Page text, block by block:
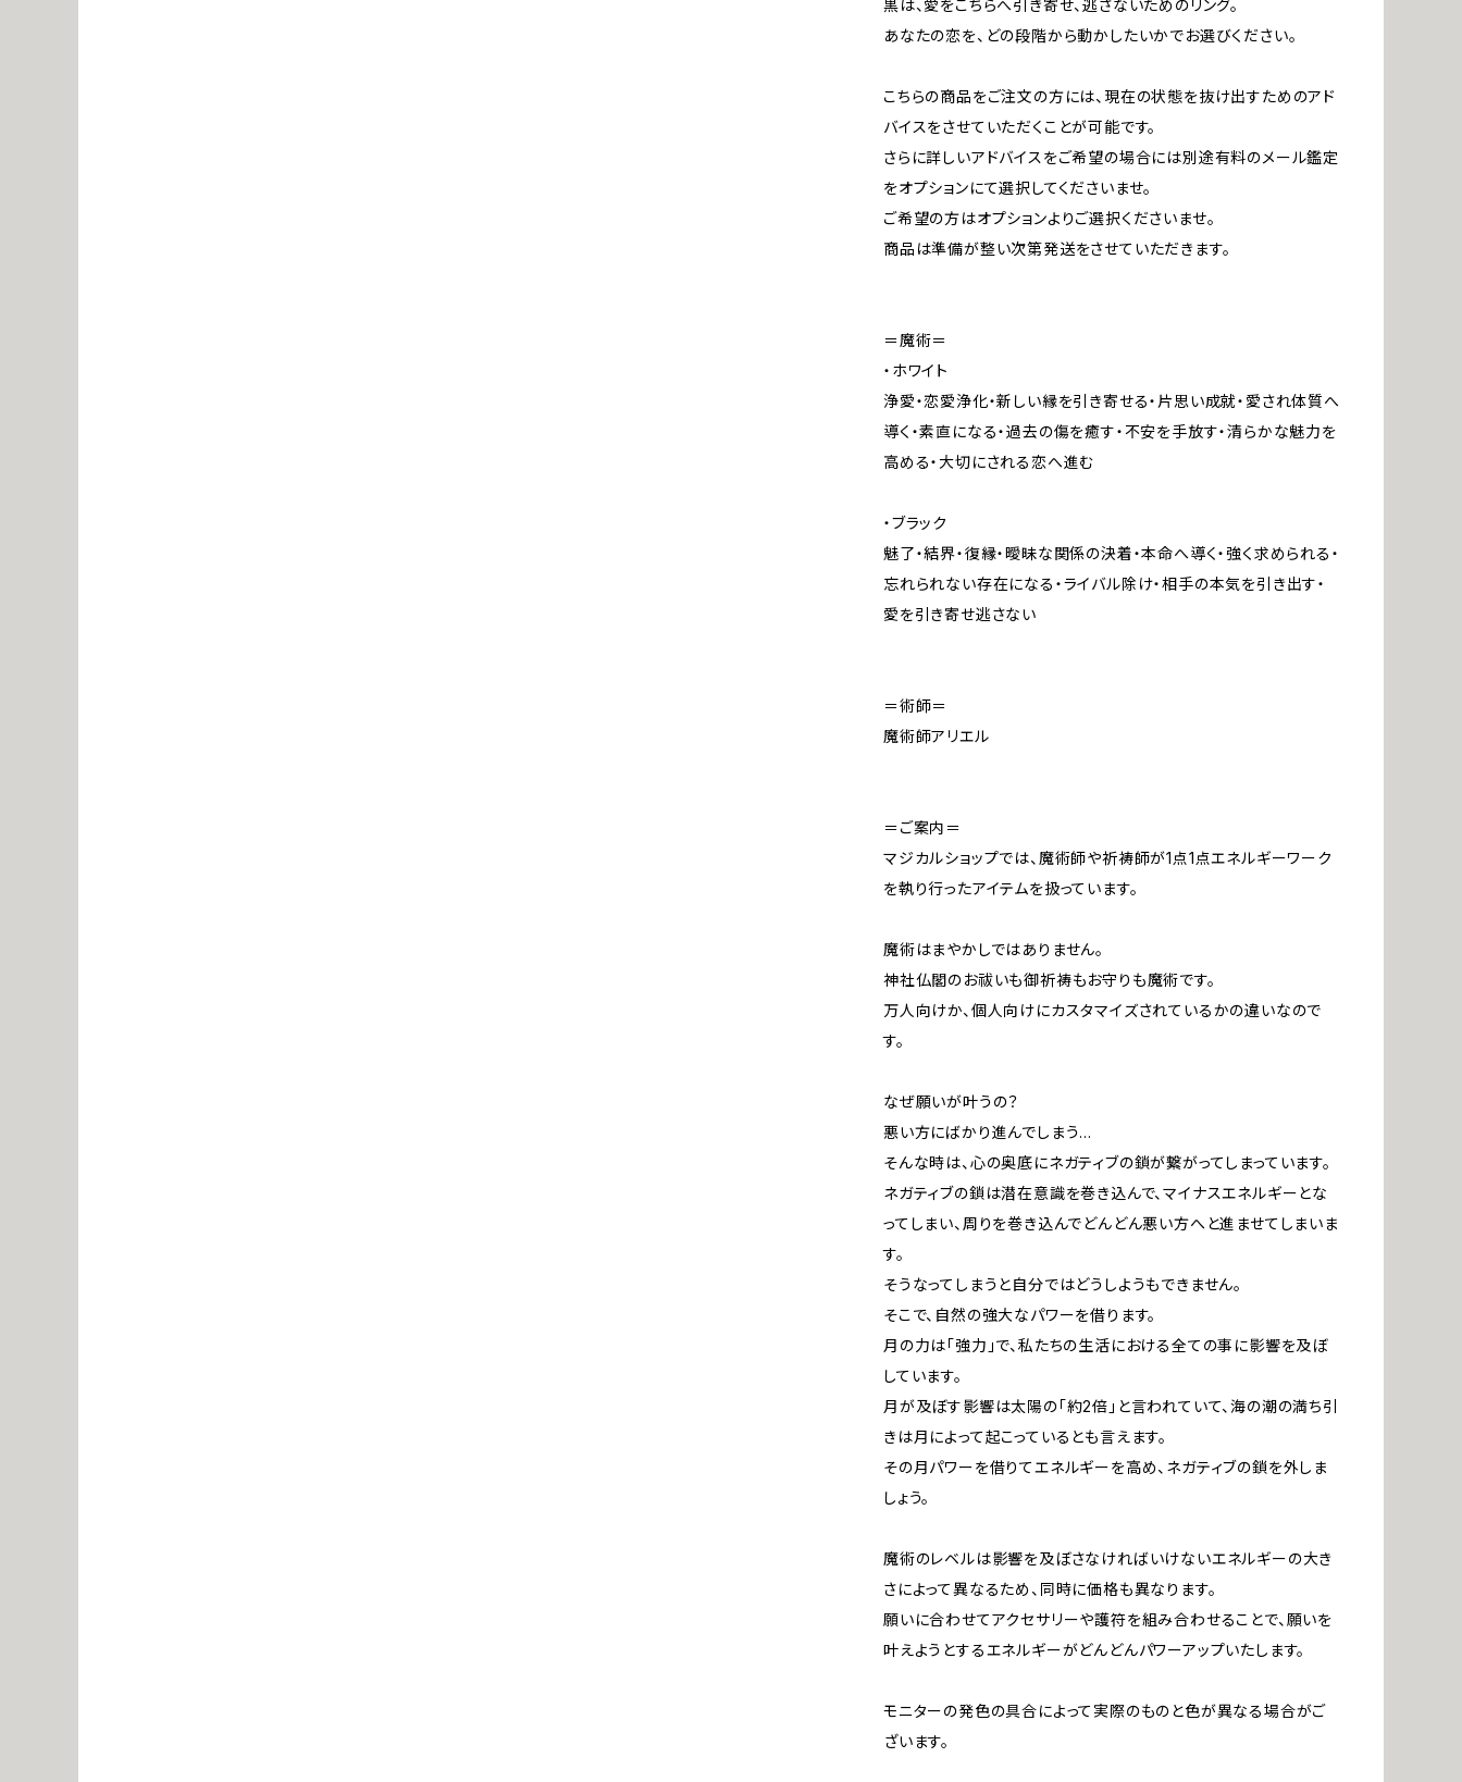
黒は、愛をこちらへ引き寄せ、逃さないためのリング。
あなたの恋を、どの段階から動かしたいかでお選びください。
こちらの商品をご注文の方には、現在の状態を抜け出すためのアド
バイスをさせていただくことが可能です。
さらに詳しいアドバイスをご希望の場合には別途有料のメール鑑定
をオプションにて選択してくださいませ。
ご希望の方はオプションよりご選択くださいませ。
商品は準備が整い次第発送をさせていただきます。
＝魔術＝
・ホワイト
浄愛・恋愛浄化・新しい縁を引き寄せる・片思い成就・愛され体質へ
導く・素直になる・過去の傷を癒す・不安を手放す・清らかな魅力を
高める・大切にされる恋へ進む
・ブラック
魅了・結界・復縁・曖昧な関係の決着・本命へ導く・強く求められる・
忘れられない存在になる・ライバル除け・相手の本気を引き出す・
愛を引き寄せ逃さない
＝術師＝
魔術師アリエル
＝ご案内＝
マジカルショップでは、魔術師や祈祷師が1点1点エネルギーワーク
を執り行ったアイテムを扱っています。
魔術はまやかしではありません。
神社仏閣のお祓いも御祈祷もお守りも魔術です。
万人向けか、個人向けにカスタマイズされているかの違いなので
す。
なぜ願いが叶うの？
悪い方にばかり進んでしまう…
そんな時は、心の奥底にネガティブの鎖が繋がってしまっています。
ネガティブの鎖は潜在意識を巻き込んで、マイナスエネルギーとな
ってしまい、周りを巻き込んでどんどん悪い方へと進ませてしまいま
す。
そうなってしまうと自分ではどうしようもできません。
そこで、自然の強大なパワーを借ります。
月の力は「強力」で、私たちの生活における全ての事に影響を及ぼ
しています。
月が及ぼす影響は太陽の「約2倍」と言われていて、海の潮の満ち引
きは月によって起こっているとも言えます。
その月パワーを借りてエネルギーを高め、ネガティブの鎖を外しま
しょう。
魔術のレベルは影響を及ぼさなければいけないエネルギーの大き
さによって異なるため、同時に価格も異なります。
願いに合わせてアクセサリーや護符を組み合わせることで、願いを
叶えようとするエネルギーがどんどんパワーアップいたします。
モニターの発色の具合によって実際のものと色が異なる場合がご
ざいます。